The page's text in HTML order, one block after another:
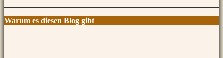
Warum es diesen Blog gibt